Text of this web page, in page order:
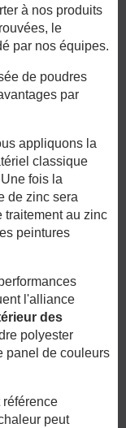
à nos produits
le
par nos équipes.
de poudres
par
appliquons la
classique
fois la
de zinc sera
traitement au zinc
peintures
l'alliance
des
polyester
panel de couleurs
référence
peut